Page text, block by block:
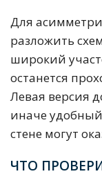
Для
разложить
широкий
останется
Левая версия
иначе
стене могут
ЧТО